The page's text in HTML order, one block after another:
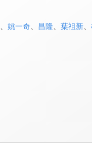
姚一奇、 昌隆 葉祖新、